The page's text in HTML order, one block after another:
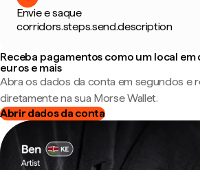
Envie e saque
corridors.steps.send.description
Receba pagamentos como um local
euros e mais
Abra os dados da conta em segundos e
diretamente na sua Morse Wallet.
Abrir dados da conta